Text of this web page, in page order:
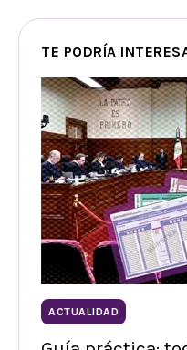
TE PODRÍA
ACTUALIDAD